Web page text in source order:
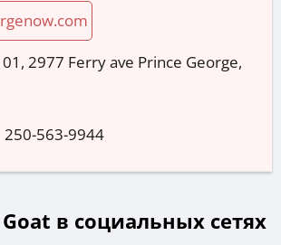
2977 Ferry ave Prince George,
250-563-9944
в социальных сетях